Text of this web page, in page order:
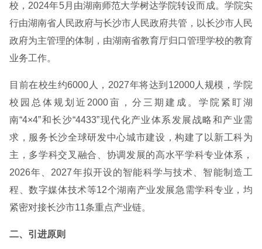
校，2024年5月由湖南师范大学树达学院转设而成。学院实
行由湖南省人民政府与长沙市人民政府共管，以长沙市人民
政府为主管理的体制，由湖南省教育厅归口管理学校的教育
业务工作。
目前在校生约6000人，2027年将达到12000人规模，学院
校园总体规划近2000亩，分三期建成。学院紧盯湖
南“4×4”和长沙“4433”现代化产业体系发展战略和产业需
求，服务长沙全球研发中心城市建设，构建了以新工科为
主，多学科交叉融合、协调发展的高水平学科专业体系，
2026年、2027年拟开设的智能科学与技术、智能制造工
程、数字媒体技术等12个湖南产业发展急需学科专业，均
紧密对接长沙市11条重点产业链。
二、引进原则